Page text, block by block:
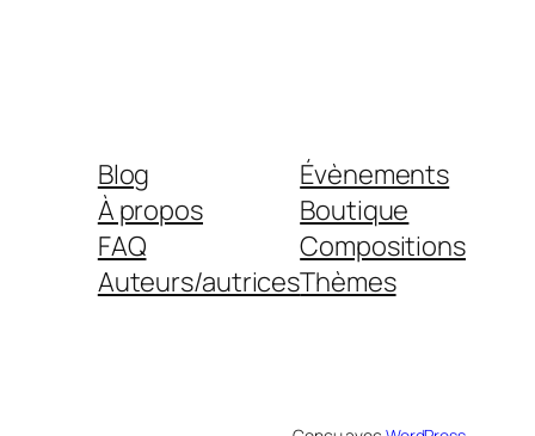
Blog
À propos
FAQ
Auteurs/autrices
Évènements
Boutique
Compositions
Thèmes